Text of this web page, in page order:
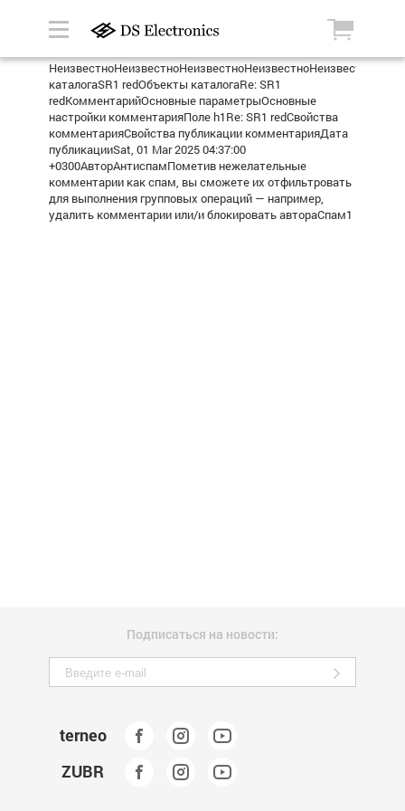
каталогаSR1 redОбъекты каталогаRe: SR1
redКомментарийОсновные параметрыОсновные
настройки комментарияПоле h1Re: SR1 redСвойства
комментарияСвойства публикации комментарияДата
публикацииSat, 01 Mar 2025 04:37:00
+0300АвторАнтиспамПометив нежелательные
комментарии как спам, вы сможете их отфильтровать
для выполнения групповых операций — например,
удалить комментарии или/и блокировать автораСпам1
Подписаться на новости:
terneo
ZUBR